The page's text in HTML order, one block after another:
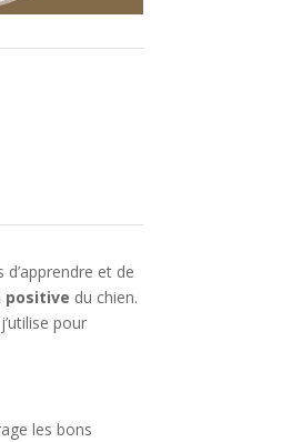
et de
positive du chien.
pour
les bons